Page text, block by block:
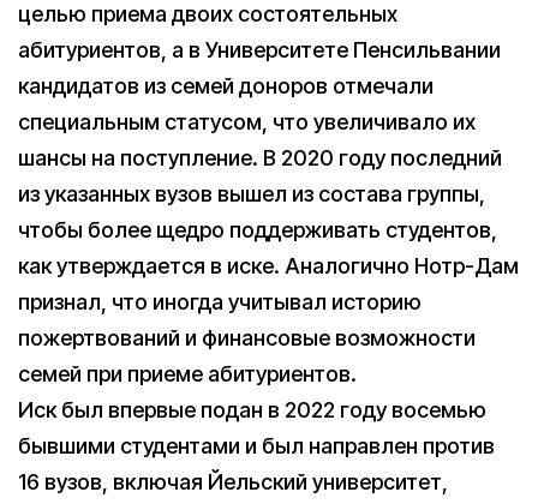
целью приема двоих состоятельных
абитуриентов, а в Университете Пенсильвании
кандидатов из семей доноров отмечали
специальным статусом, что увеличивало их
шансы на поступление. В 2020 году последний
из указанных вузов вышел из состава группы,
чтобы более щедро поддерживать студентов,
как утверждается в иске. Аналогично Нотр-Дам
признал, что иногда учитывал историю
пожертвований и финансовые возможности
семей при приеме абитуриентов.
Иск был впервые подан в 2022 году восемью
бывшими студентами и был направлен против
16 вузов, включая Йельский университет,